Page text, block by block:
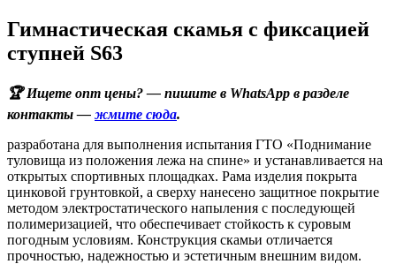
Гимнастическая скамья с фиксацией
ступней S63
🏆 Ищете опт цены? — пишите в WhatsApp в разделе
контакты — жмите сюда.
разработана для выполнения испытания ГТО «Поднимание
туловища из положения лежа на спине» и устанавливается на
открытых спортивных площадках. Рама изделия покрыта
цинковой грунтовкой, а сверху нанесено защитное покрытие
методом электростатического напыления с последующей
полимеризацией, что обеспечивает стойкость к суровым
погодным условиям. Конструкция скамьи отличается
прочностью, надежностью и эстетичным внешним видом.